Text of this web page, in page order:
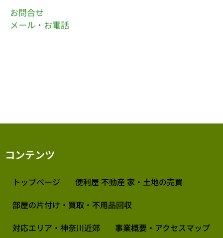
お問合せ
メール・お電話
コンテンツ
トップページ
便利屋 不動産 家・土地の売買
部屋の片付け・買取・不用品回収
対応エリア・神奈川近郊
事業概要・アクセスマップ